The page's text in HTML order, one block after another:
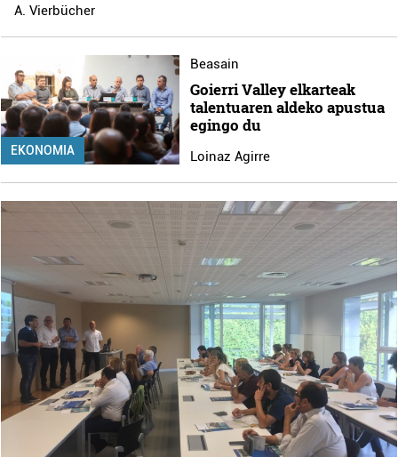
A. Vierbücher
EKONOMIA
Beasain
Goierri Valley elkarteak
talentuaren aldeko apustua
egingo du
Loinaz Agirre